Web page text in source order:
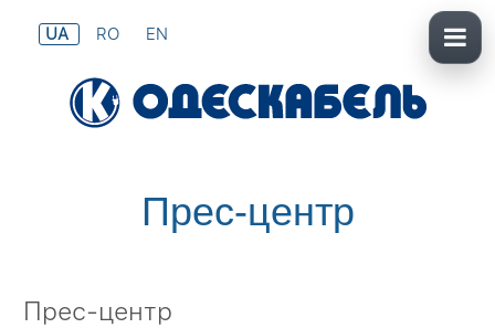
UA RO EN
Прес-центр
Прес-центр